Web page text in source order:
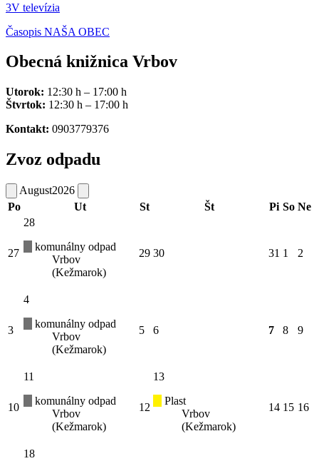
3V televízia
Časopis NAŠA OBEC
Obecná knižnica Vrbov
Utorok: 12:30 h – 17:00 h
Štvrtok: 12:30 h – 17:00 h
Kontakt: 0903779376
Zvoz odpadu
August2026
Po
Ut St Št Pi So Ne
27
28
komunálny odpad
Vrbov
(Kežmarok)
29 30 31 1 2
3
4
komunálny odpad
Vrbov
(Kežmarok)
5 6 7 8 9
10
11
komunálny odpad
Vrbov
(Kežmarok)
12
13
Plast
Vrbov
(Kežmarok)
14 15 16
18